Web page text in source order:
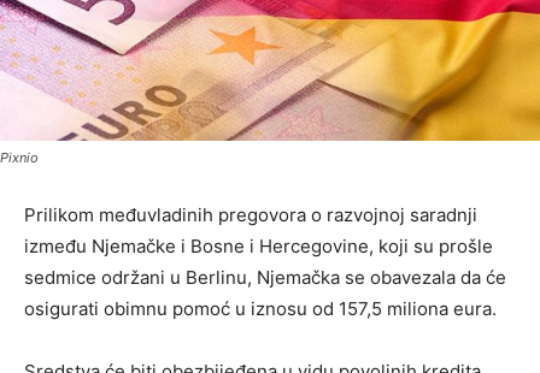
Pixnio
Prilikom međuvladinih pregovora o razvojnoj saradnji
između Njemačke i Bosne i Hercegovine, koji su prošle
sedmice održani u Berlinu, Njemačka se obavezala da će
osigurati obimnu pomoć u iznosu od 157,5 miliona eura.